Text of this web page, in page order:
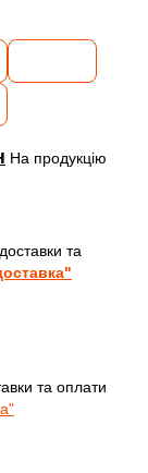
На продукцію
та
та оплати